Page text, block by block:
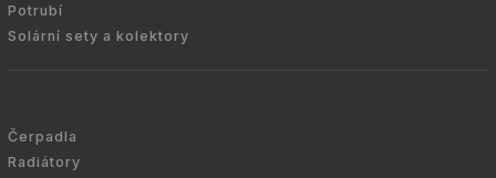
Potrubí
Solární sety a kolektory
Čerpadla
Radiátory